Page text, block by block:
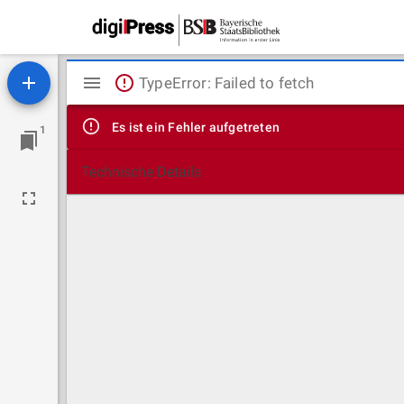
1
Mirador
Viewer
TypeError: Failed to fetch
Es ist ein Fehler aufgetreten
Technische Details